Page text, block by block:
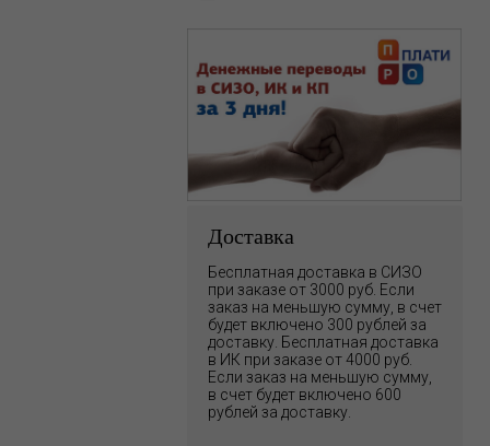
Доставка
Бесплатная доставка в СИЗО
при заказе от 3000 руб. Если
заказ на меньшую сумму, в счет
будет включено 300 рублей за
доставку. Бесплатная доставка
в ИК при заказе от 4000 руб.
Если заказ на меньшую сумму,
в счет будет включено 600
рублей за доставку.